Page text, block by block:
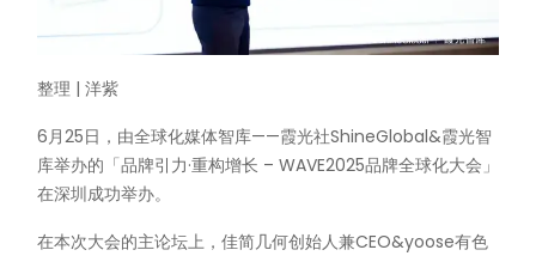
整理 | 洋紫
6月25日，由全球化媒体智库——霞光社ShineGlobal&霞光智
库举办的「品牌引力·重构增长 – WAVE2025品牌全球化大会」
在深圳成功举办。
在本次大会的主论坛上，佳简几何创始人兼CEO&yoose有色